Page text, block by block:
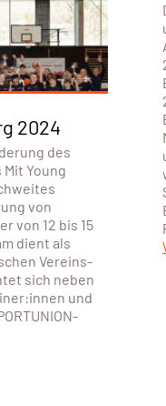
2024
des
Young
von
von 12 bis 15
dient als
Vereins-
sich neben
und